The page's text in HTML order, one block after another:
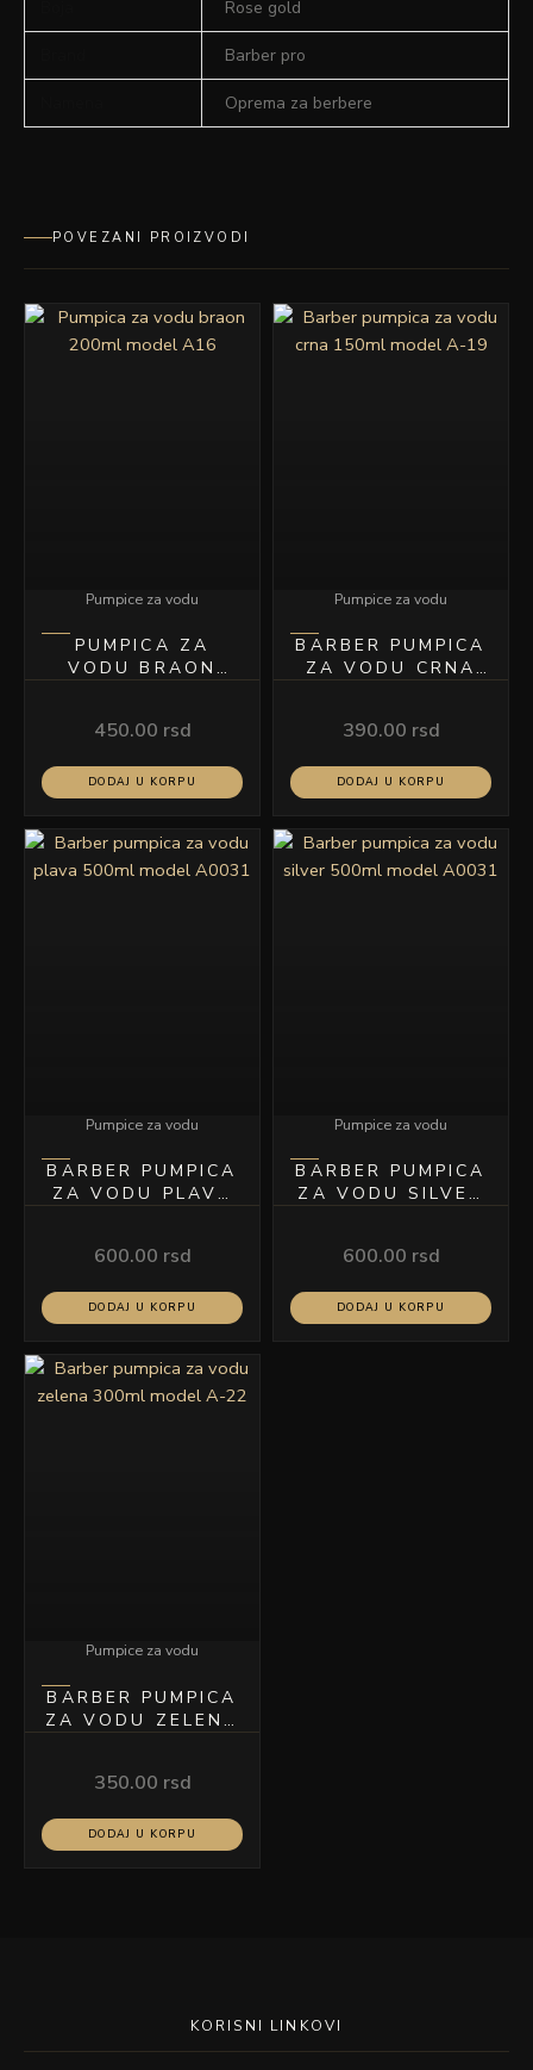
Rose gold
Barber pro
Oprema za berbere
POVEZANI PROIZVODI
Pumpice za vodu
PUMPICA ZA
VODU BRAON
450.00 rsd
DODAJ U KORPU
Pumpice za vodu
BARBER PUMPICA
ZA VODU CRNA
390.00 rsd
DODAJ U KORPU
Pumpice za vodu
BARBER PUMPICA
ZA VODU PLAVA
600.00 rsd
DODAJ U KORPU
Pumpice za vodu
BARBER PUMPICA
ZA VODU SILVER
600.00 rsd
DODAJ U KORPU
Pumpice za vodu
BARBER PUMPICA
ZA VODU ZELENA
350.00 rsd
DODAJ U KORPU
KORISNI LINKOVI